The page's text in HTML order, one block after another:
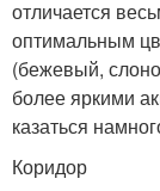
отличается
оптимальным
(бежевый,
более яркими
казаться
Коридор